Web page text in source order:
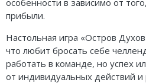
особенности в зависимо от
прибыли.
Настольная игра «Остров
что любит бросать себе
работать в команде, но успех
от индивидуальных действий